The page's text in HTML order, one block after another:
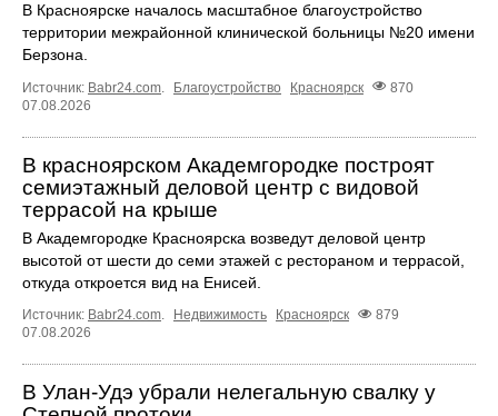
В Красноярске началось масштабное благоустройство
территории межрайонной клинической больницы №20 имени
Берзона.
Источник: Babr24.com Благоустройство Красноярск
870
07.08.2026
В красноярском Академгородке построят
семиэтажный деловой центр с видовой
террасой на крыше
В Академгородке Красноярска возведут деловой центр
высотой от шести до семи этажей с рестораном и террасой,
откуда откроется вид на Енисей.
Источник: Babr24.com Недвижимость Красноярск
879
07.08.2026
В Улан-Удэ убрали нелегальную свалку у